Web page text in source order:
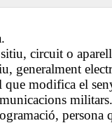
circuit o
generalment
que modifica el
militars.
persona